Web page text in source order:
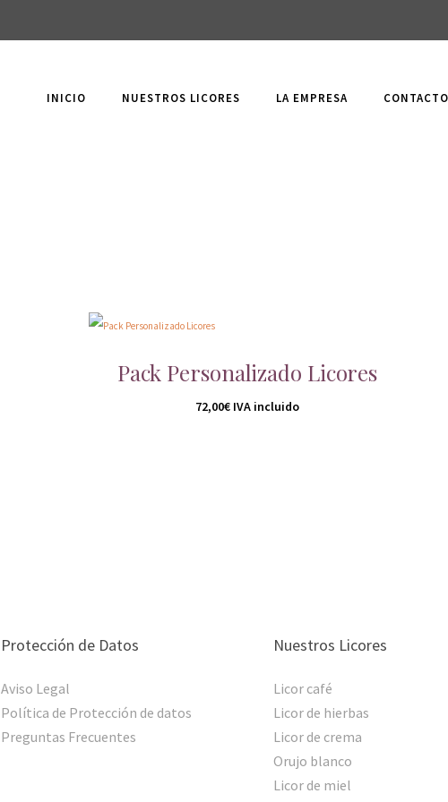
INICIO NUESTROS LICORES LA EMPRESA CONTACTO
Pack Personalizado Licores
72,00€ IVA incluido
Protección de Datos
Aviso Legal
Política de Protección de datos
Preguntas Frecuentes
Nuestros Licores
Licor café
Licor de hierbas
Licor de crema
Orujo blanco
Licor de miel